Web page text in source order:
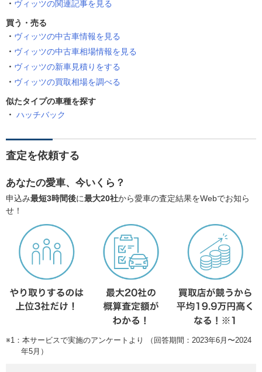
ヴィッツの関連記事を見る
買う・売る
ヴィッツの中古車情報を見る
ヴィッツの中古車相場情報を見る
ヴィッツの新車見積りをする
ヴィッツの買取相場を調べる
似たタイプの車種を探す
ハッチバック
査定を依頼する
あなたの愛車、今いくら？
申込み最短3時間後に最大20社から愛車の査定結果をWebでお知ら
せ！
※1：本サービスで実施のアンケートより （回答期間：2023年6月〜2024
年5月）